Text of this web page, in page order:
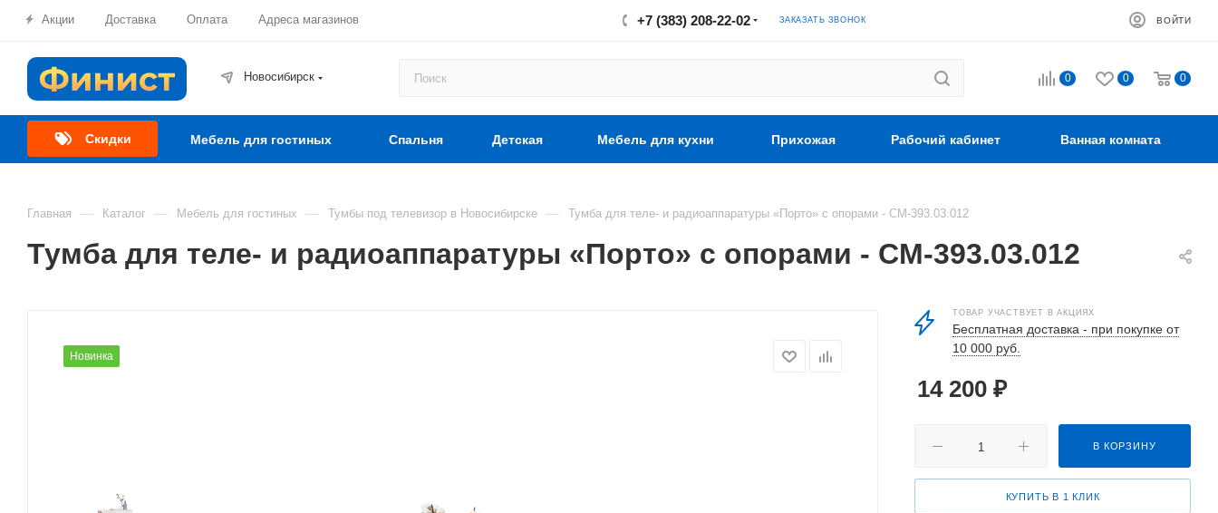
Акции Доставка Оплата Адреса магазинов +7 (383) 208-22-02 ЗАКАЗАТЬ ЗВОНОК ВОЙТИ
Новосибирск 0 0 0
Скидки Мебель для гостиных Спальня Детская Мебель для кухни Прихожая Рабочий кабинет Ванная комната
Главная — Каталог — Мебель для гостиных — Тумбы под телевизор в Новосибирске — Тумба для теле- и радиоаппаратуры «Порто» с опорами - СМ-393.03.012
Тумба для теле- и радиоаппаратуры «Порто» с опорами - СМ-393.03.012
Новинка
ТОВАР УЧАСТВУЕТ В АКЦИЯХ
Бесплатная доставка - при покупке от
10 000 руб.
14 200 ₽
В КОРЗИНУ
КУПИТЬ В 1 КЛИК